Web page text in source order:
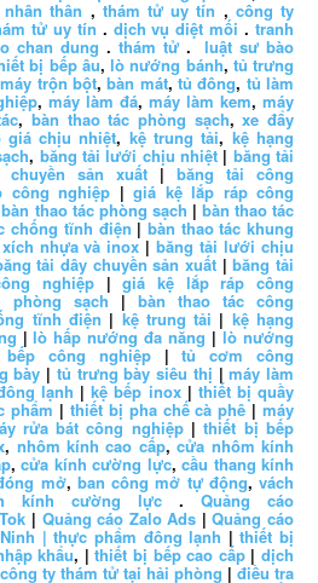
thân , thám tử uy tín , công ty
tử uy tín . dịch vụ diệt mối .tranh
chan dung . thám tử.luật sư bào
bị bếp âu,lò nướng bánh, tủ trưng
máy trộn bột,bàn mát, tủ đông, tủ làm
, máy làm đá, máy làm kem, máy
,bàn thao tác phòng sạch,xe đẩy
giá chịu nhiệt, kệ trung tải, kệ hạng
, băng tải lưới chịu nhiệt| băng tải
sản xuất | băng tải công
công nghiệp |giá kệ lắp ráp công
bàn thao tác phòng sạch | bàn thao tác
chống tĩnh điện | bàn thao tác khung
nhựa và inox |băng tải lưới chịu
tải dây chuyền sản xuất |băng tải
nghiệp |giá kệ lắp ráp công
phòng sạch | bàn thao tác công
tĩnh điện | kệ trung tải | kệ hạng
|lò hấp nướng đa năng |lò nướng
công nghiệp|tủ cơm công
bày | tủ trưng bày siêu thị |máy làm
lạnh |kệ bếp inox| thiết bị quầy
phẩm | thiết bị pha chế cà phê | máy
rửa bát công nghiệp|thiết bị bếp
, nhôm kính cao cấp,cửa nhôm kính
, cửa kính cường lực, cầu thang kính
mở, ban công mở tự động, vách
kính cường lực . Quảng cáo
| Quảng cáo Zalo Ads |Quảng cáo
| thực phẩm đông lạnh |thiết bị
khẩu, |thiết bị bếp cao cấp|dịch
công ty thám tử tại hải phòng | điều tra